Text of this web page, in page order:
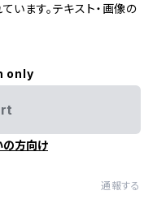
ます。テキスト・画像の
only
の方向け
通報する